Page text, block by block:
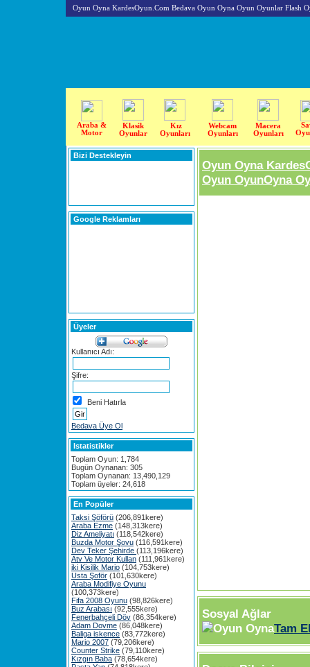
Oyun Oyna KardesOyun.Com Bedava Oyun Oyna Oyun Oyunlar Flash
Araba &
Motor
Klasik
Oyunlar
Kız
Oyunları
Webcam
Oyunları
Macera
Oyunları
Bizi Destekleyin
Google Reklamları
Üyeler
Kullanıcı Adı:
Şifre:
Beni Hatırla
Bedava Üye Ol
Istatistikler
Toplam Oyun: 1,784
Bugün Oynanan: 305
Toplam Oynanan: 13,490,129
Toplam üyeler: 24,618
En Popüler
Taksi Şöförü (206,891kere)
Araba Ezme (148,313kere)
Diz Ameliyatı (118,542kere)
Buzda Motor Şovu (116,591kere)
Dev Teker Şehirde (113,196kere)
Atv Ve Motor Kullan (111,961kere)
iki Kisilik Mario (104,753kere)
Usta Şoför (101,630kere)
Araba Modifiye Oyunu
(100,373kere)
Fifa 2008 Oyunu (98,826kere)
Buz Arabası (92,555kere)
Fenerbahçeli Döv (86,354kere)
Adam Dovme (86,048kere)
Baliga iskence (83,772kere)
Mario 2007 (79,206kere)
Counter Strike (79,110kere)
Kızgın Baba (78,654kere)
Oyun Oyna
Oyun OyunOyna
Sosyal Ağlar
Tam